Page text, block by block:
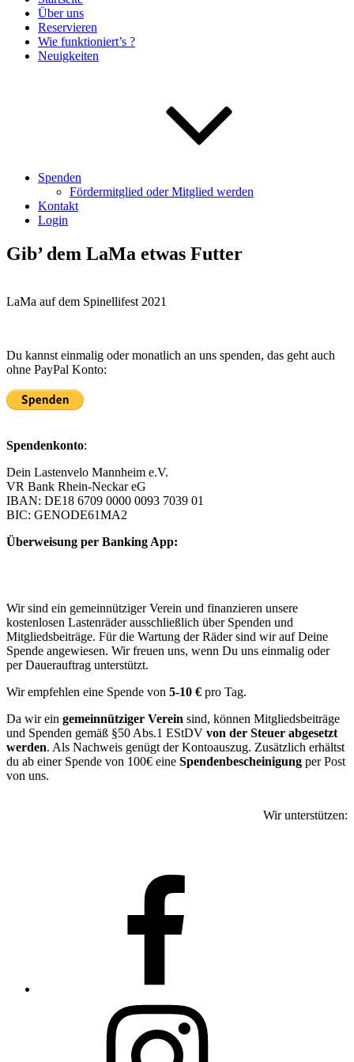
Über uns
Reservieren
Wie funktioniert’s ?
Neuigkeiten
Spenden
Fördermitglied oder Mitglied werden
Kontakt
Login
Gib’ dem LaMa etwas Futter
LaMa auf dem Spinellifest 2021
Du kannst einmalig oder monatlich an uns spenden, das geht auch
ohne PayPal Konto:
Spendenkonto:
Dein Lastenvelo Mannheim e.V.
VR Bank Rhein-Neckar eG
IBAN: DE18 6709 0000 0093 7039 01
BIC: GENODE61MA2
Überweisung per Banking App:
Wir sind ein gemeinnütziger Verein und finanzieren unsere
kostenlosen Lastenräder ausschließlich über Spenden und
Mitgliedsbeiträge. Für die Wartung der Räder sind wir auf Deine
Spende angewiesen. Wir freuen uns, wenn Du uns einmalig oder
per Dauerauftrag unterstützt.
Wir empfehlen eine Spende von 5-10 € pro Tag.
Da wir ein gemeinnütziger Verein sind, können Mitgliedsbeiträge
und Spenden gemäß §50 Abs.1 EStDV von der Steuer abgesetzt
werden. Als Nachweis genügt der Kontoauszug. Zusätzlich erhältst
du ab einer Spende von 100€ eine Spendenbescheinigung per Post
von uns.
Wir unterstützen: